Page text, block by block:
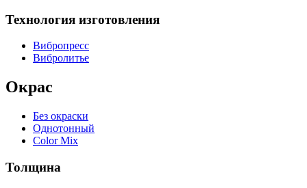
Технология изготовления
Вибропресс
Вибролитье
Окрас
Без окраски
Однотонный
Color Mix
Толщина